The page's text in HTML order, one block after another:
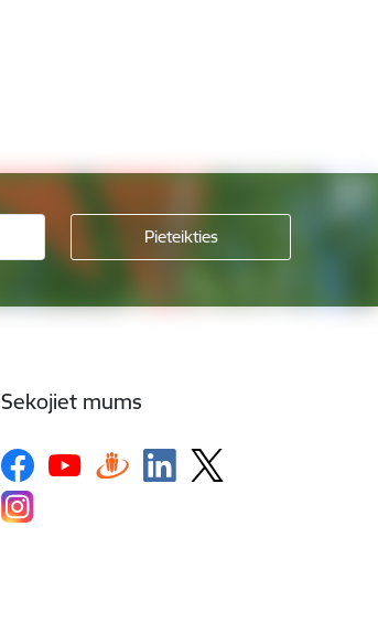
Sekojiet mums